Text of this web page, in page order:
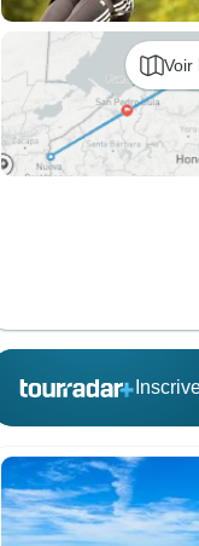
Voir